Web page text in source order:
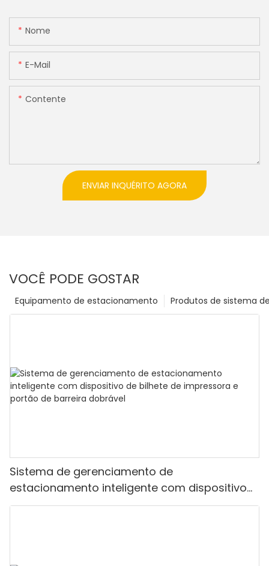
Nome
E-Mail
Contente
ENVIAR INQUÉRITO AGORA
VOCÊ PODE GOSTAR
Produtos de sistema
Equipamento de estacionamento
Sistema de gerenciamento de
estacionamento inteligente com dispositivo
de bilhete de impressora e portão de barreira